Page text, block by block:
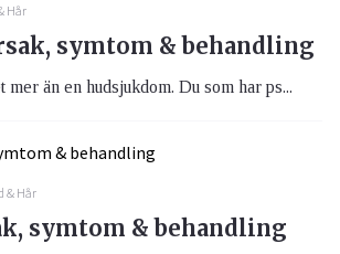
Hår
symtom & behandling
än en hudsjukdom. Du som har ps...
& Hår
symtom & behandling